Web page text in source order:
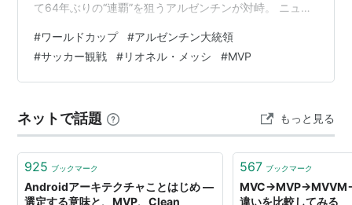
て64年ぶりの“連覇”を狙うアルゼンチンが対峙。 ニュー
のるつぼと化すだろう。 そんななか、英メディア
『talkSPORT』が興味深いニュースを伝えた。なんと重
要な決勝戦を目前にして、アルゼンチンのハビエル・ミ
「アルゼンチン大統領がトランプ、インファンティーノ
とともにワールドカップ決勝…
#ワールドカップ #アルゼンチン大統領
#サッカー観戦 #リオネル・メッシ #MVP
ネットで話題 もっと見る
925 ブックマーク
Androidアーキテクチャことはじめ ―
選定する意味と、MVP、Clean
567 ブックマーク
違いを比較してみる